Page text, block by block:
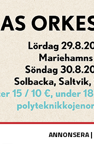
ANNONSERA|